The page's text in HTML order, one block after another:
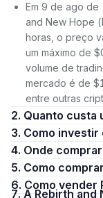
Em 9 de ago
and New Hope
horas, o preço
um máximo de
volume de
mercado é de
entre outras
2. Quanto
3. Como
4. Onde
5. Como
6. Como
7. A Rebirth and New Hope é um bom